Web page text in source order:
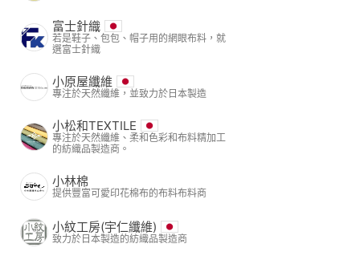
富士針織
若是鞋子、包包、帽子用的網眼布料，就
選富士針織
小原屋纖維
專注於天然纖維，並致力於日本製造
小松和TEXTILE
專注於天然纖維、柔和色彩和布料精加工
的紡織品製造商。
小林棉
提供豐富可愛印花棉布的布料布料商
小紋工房(宇仁纖維)
致力於日本製造的紡織品製造商